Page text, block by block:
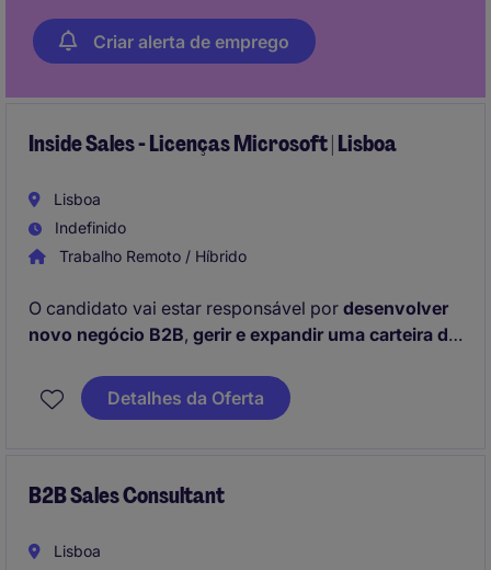
Criar alerta de emprego
Inside Sales - Licenças Microsoft | Lisboa
Lisboa
Indefinido
Trabalho Remoto / Híbrido
O candidato vai estar responsável por desenvolver
novo negócio B2B, gerir e expandir uma carteira de
Microsoft(incluindo licenças
usadas/recondicionadas) e
acompanhar todo o
Detalhes da Oferta
B2B Sales Consultant
Lisboa